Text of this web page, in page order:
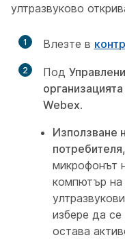
ултразвуково
1 Влезте в
2 Под
организацията
Webex.
Използване
микрофонът
компютър на
избере да
остава